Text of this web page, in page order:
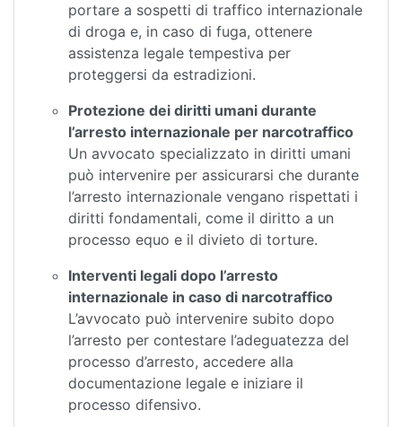
portare a sospetti di traffico internazionale
di droga e, in caso di fuga, ottenere
assistenza legale tempestiva per
proteggersi da estradizioni.
Protezione dei diritti umani durante
l’arresto internazionale per narcotraffico
Un avvocato specializzato in diritti umani
può intervenire per assicurarsi che durante
l’arresto internazionale vengano rispettati i
diritti fondamentali, come il diritto a un
processo equo e il divieto di torture.
Interventi legali dopo l’arresto
internazionale in caso di narcotraffico
L’avvocato può intervenire subito dopo
l’arresto per contestare l’adeguatezza del
processo d’arresto, accedere alla
documentazione legale e iniziare il
processo difensivo.